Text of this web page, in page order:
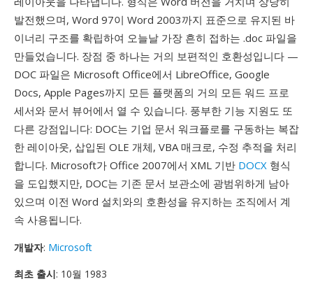
발전했으며, Word 97이 Word 2003까지 표준으로 유지된 바
이너리 구조를 확립하여 오늘날 가장 흔히 접하는 .doc 파일을
만들었습니다. 장점 중 하나는 거의 보편적인 호환성입니다 —
DOC 파일은 Microsoft Office에서 LibreOffice, Google
Docs, Apple Pages까지 모든 플랫폼의 거의 모든 워드 프로
세서와 문서 뷰어에서 열 수 있습니다. 풍부한 기능 지원도 또
다른 강점입니다: DOC는 기업 문서 워크플로를 구동하는 복잡
한 레이아웃, 삽입된 OLE 개체, VBA 매크로, 수정 추적을 처리
합니다. Microsoft가 Office 2007에서 XML 기반 DOCX 형식
을 도입했지만, DOC는 기존 문서 보관소에 광범위하게 남아
있으며 이전 Word 설치와의 호환성을 유지하는 조직에서 계
속 사용됩니다.
개발자: Microsoft
최초 출시: 10월 1983